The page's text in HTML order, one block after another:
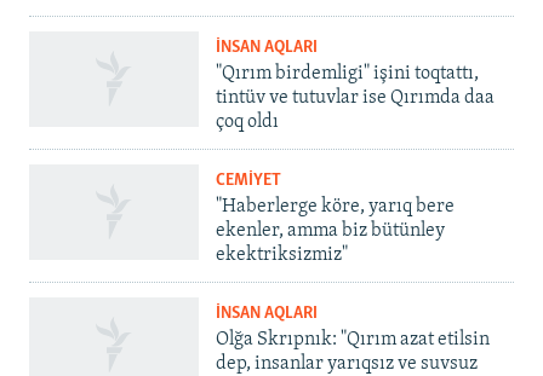
İNSAN AQLARI
"Qırım birdemligi" işini toqtattı,
tintüv ve tutuvlar ise Qırımda daa
çoq oldı
CEMİYET
"Haberlerge köre, yarıq bere
ekenler, amma biz bütünley
ekektriksizmiz"
İNSAN AQLARI
Olğa Skrıpnık: "Qırım azat etilsin
dep, insanlar yarıqsız ve suvsuz